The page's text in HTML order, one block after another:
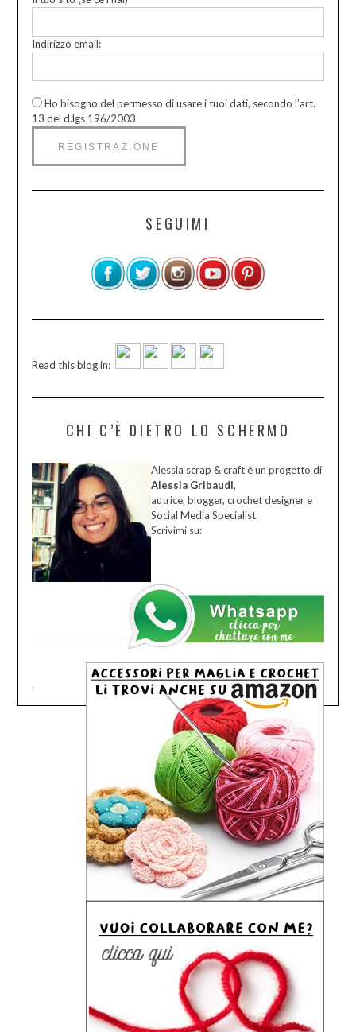
Indirizzo email:
Ho bisogno del permesso di usare i tuoi dati, secondo l’art.
13 del d.lgs 196/2003
SEGUIMI
Read this blog in:
CHI C’È DIETRO LO SCHERMO
Alessia scrap & craft è un progetto di
Alessia Gribaudi,
autrice, blogger, crochet designer e
Social Media Specialist
Scrivimi su:
.